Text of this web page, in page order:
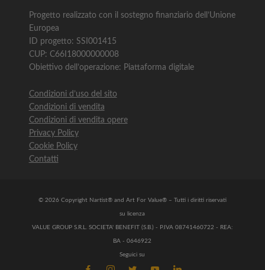
Progetto realizzato con il sostegno finanziario dell’Unione
Europea
ID progetto: SSI001415
CUP: C66I18000000008
Obiettivo dell’operazione: Piattaforma digitale
Condizioni d’uso del sito
Condizioni di vendita
Condizioni di vendita opere
Privacy Policy
Cookie Policy
Contatti
© 2026 Copyright Nartist® and Art For Value® – Tutti i diritti riservati
su licenza
VALUE GROUP S.R.L. SOCIETA' BENEFIT (S.B.) - P.IVA 08741460722 - REA:
BA - 0646922
Seguici su